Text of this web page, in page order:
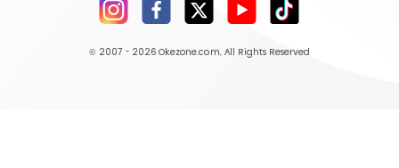
© 2007 - 2026 Okezone.com, All Rights Reserved